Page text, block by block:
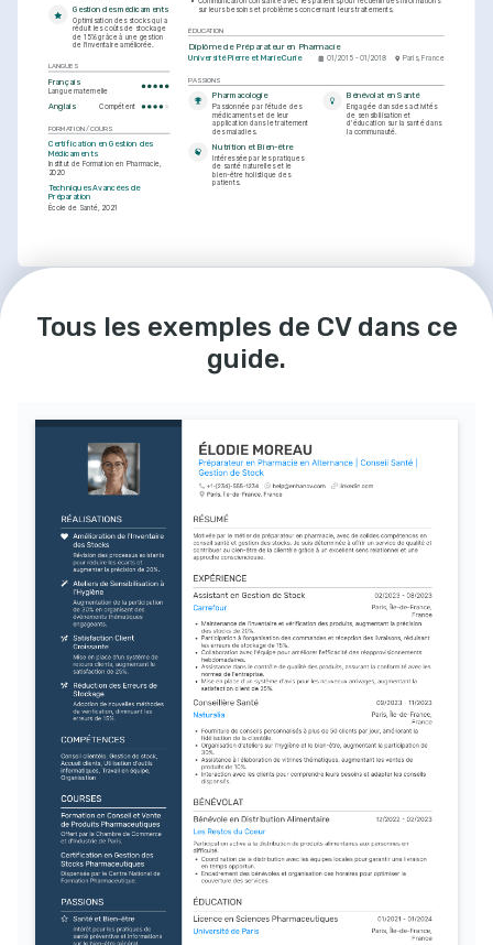
sur leurs besoins et problèmes concernant leurs traitements.
ÉDUCATION
Diplôme de Préparateur en Pharmacie
Université Pierre et Marie Curie 01/2015 - 01/2018 Paris, France
PASSIONS
Pharmacologie
Passionnée par l'étude des
médicaments et de leur
application dans le traitement
des maladies.
Bénévolat en Santé
Engagée dans des activités
de sensibilisation et
d'éducation sur la santé dans
la communauté.
Nutrition et Bien-être
Intéressée par les pratiques
de santé naturelles et le
bien-être holistique des
patients.
Gestion des médicaments
Optimisation des stocks qui a
réduit les coûts de stockage
de 15% grâce à une gestion
de l'inventaire améliorée.
LANGUES
Français
Langue maternelle
Anglais Compétent
FORMATION / COURS
Certification en Gestion des
Médicaments
Institut de Formation en Pharmacie,
2020
Techniques Avancées de
Préparation
École de Santé, 2021
Tous les exemples de CV dans ce
guide.